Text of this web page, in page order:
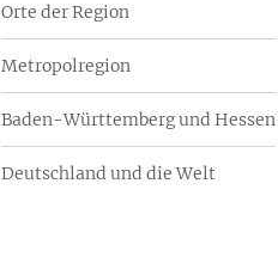
Orte der Region
Metropolregion
Baden-Württemberg und Hessen
Deutschland und die Welt